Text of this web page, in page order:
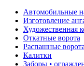
Автомобильные
Изготовление
Художественная
Откатные ворота
Распашные ворота
Калитки
Заборы •